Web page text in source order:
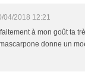
04/2018 12:21
à mon goût ta
donne un